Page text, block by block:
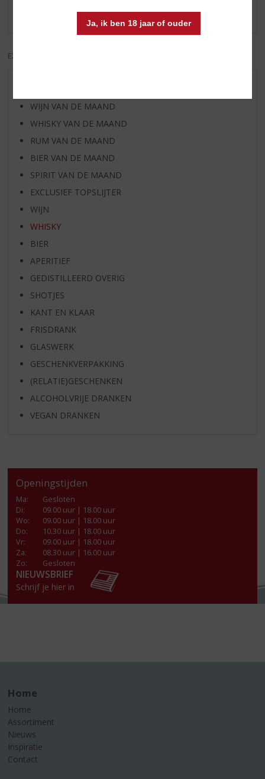
Ja, ik ben 18 jaar of ouder
Er zijn nog geen reviews geplaatst voor dit product
EXCL. BTW
WIJN VAN DE MAAND
WHISKY VAN DE MAAND
RUM VAN DE MAAND
BIER VAN DE MAAND
SPIRIT VAN DE MAAND
EXCLUSIEF TOPSLIJTER
WIJN
WHISKY
BIER
APERITIEF
GEDISTILLEERD OVERIG
SHOTJES
KANT EN KLAAR
FRISDRANK
GLASWERK
GESCHENKVERPAKKING
(RELATIE)GESCHENKEN
ALCOHOLVRIJE DRANKEN
VEGAN DRANKEN
Openingstijden
Ma:
Gesloten
Di:
09.00 uur | 18.00 uur
Wo:
09.00 uur | 18.00 uur
Do:
10.30 uur | 18.00 uur
Vr:
09.00 uur | 18.00 uur
Za:
08.30 uur | 16.00 uur
Zo:
Gesloten
NIEUWSBRIEF
Schrijf je hier in
Home
Home
Assortiment
Nieuws
Inspiratie
Contact